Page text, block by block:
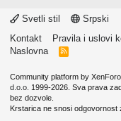
Svetli stil
Srpski
Kontakt
Pravila i uslovi
Naslovna
R
Community platform by XenForo
d.o.o. 1999-2026. Sva prava
bez dozvole.
Krstarica ne snosi odgovornost